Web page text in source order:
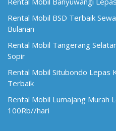
Rental Mobil BSD Terbaik
Bulanan
Rental Mobil Tangerang
Sopir
Rental Mobil Situbondo Lepas
Terbaik
Rental Mobil Lumajang Murah
100Rb//hari